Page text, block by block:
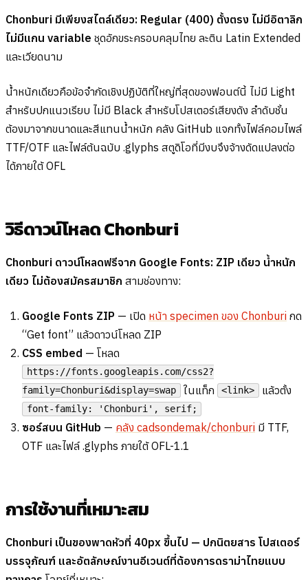
Chonburi มีเพียงสไตล์เดียว: Regular (400) ตั้งตรง ไม่มีอิตาลิก
ไม่มีแกน variable ชุดอักขระครอบคลุมไทย ละติน Latin Extended
และเวียดนาม
น้ำหนักเดียวคือข้อจำกัดเชิงปฏิบัติที่ใหญ่ที่สุดของฟอนต์นี้ ไม่มี Light
สำหรับปกแนวเรียบ ไม่มี Black สำหรับโปสเตอร์เสียงดัง ลำดับชั้น
ต้องมาจากขนาดและสีแทนน้ำหนัก คลัง GitHub แจกทั้งไฟล์คอมไพล์
TTF/OTF และไฟล์ต้นฉบับ .glyphs สตูดิโอที่มีงบจึงจ้างดัดแปลงต่อ
ได้ภายใต้ OFL
วิธีดาวน์โหลด Chonburi
Chonburi ดาวน์โหลดฟรีจาก Google Fonts: ZIP เดียว น้ำหนัก
เดียว ไม่ต้องสมัครสมาชิก สามช่องทาง:
Google Fonts ZIP — เปิด หน้า specimen ของ Chonburi กด
“Get font” แล้วดาวน์โหลด ZIP
CSS embed — โหลด
https://fonts.googleapis.com/css2?
family=Chonburi&display=swap
ในแท็ก <link> แล้วตั้ง
font-family: 'Chonburi', serif;
ซอร์สบน GitHub — คลัง cadsondemak/chonburi มี TTF,
OTF และไฟล์ .glyphs ภายใต้ OFL-1.1
การใช้งานที่เหมาะสม
Chonburi เป็นของพาดหัวที่ 40px ขึ้นไป — ปกนิตยสาร โปสเตอร์
บรรจุภัณฑ์ และอัตลักษณ์งานอีเวนต์ที่ต้องการดราม่าไทยแบบ